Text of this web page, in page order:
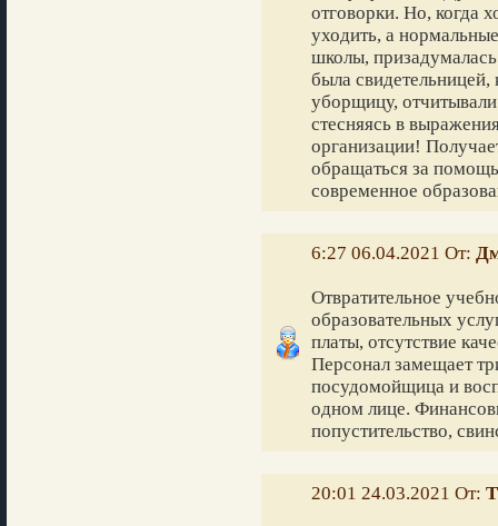
отговорки. Но, когда
уходить, а
школы,
была
уборщицу,
стесняясь в
организации!
обращаться за
современное
6:27 06.04.2021 От:
Отвратительное
образовательных
платы, отсутствие
Персонал замещает
посудомойщица и
одном лице.
попустительство,
20:01 24.03.2021 От: